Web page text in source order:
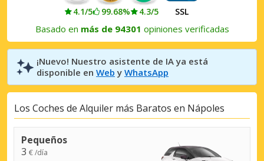
4.1/5 99.68% 4.3/5 SSL
Basado en más de 94301 opiniones verificadas
¡Nuevo! Nuestro asistente de IA ya está
disponible en Web y WhatsApp
Los Coches de Alquiler más Baratos en Nápoles
Pequeños
3 € /día